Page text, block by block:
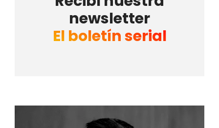
newsletter
El boletín serial